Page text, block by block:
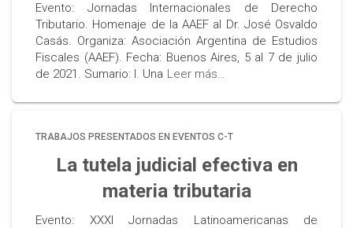
Evento: Jornadas Internacionales de Derecho
Tributario. Homenaje de la AAEF al Dr. José Osvaldo
Casás. Organiza: Asociación Argentina de Estudios
Fiscales (AAEF). Fecha: Buenos Aires, 5 al 7 de julio
de 2021. Sumario: I. Una Leer más…
TRABAJOS PRESENTADOS EN EVENTOS C-T
La tutela judicial efectiva en
materia tributaria
Evento: XXXI Jornadas Latinoamericanas de